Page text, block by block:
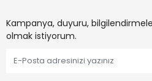
Kampanya, duyuru,
olmak istiyorum.